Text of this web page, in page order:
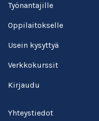
Työnantajille
Oppilaitokselle
Usein kysyttyä
Verkkokurssit
Kirjaudu
Yhteystiedot